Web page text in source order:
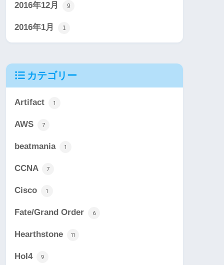
2016年12月 9
2016年1月 1
カテゴリー
Artifact 1
AWS 7
beatmania 1
CCNA 7
Cisco 1
Fate/Grand Order 6
Hearthstone 11
HoI4 9